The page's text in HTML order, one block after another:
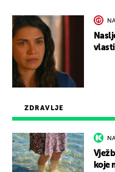
ZDRAVLJE
koje